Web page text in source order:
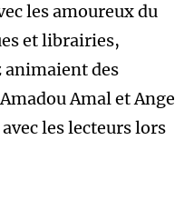
les amoureux du
et librairies,
animaient des
Amal et Ange
les lecteurs lors